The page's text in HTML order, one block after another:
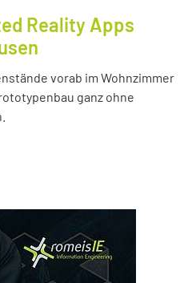
Reality Apps
vorab im Wohnzimmer
ganz ohne